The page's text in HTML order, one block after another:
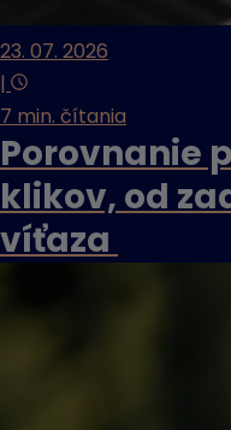
23. 07. 2026
|
7 min. čítania
Porovnanie
klikov, od
víťaza